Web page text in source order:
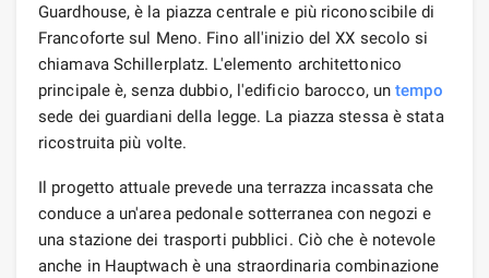
Guardhouse, è la piazza centrale e più riconoscibile di
Francoforte sul Meno. Fino all'inizio del XX secolo si
chiamava Schillerplatz. L'elemento architettonico
principale è, senza dubbio, l'edificio barocco, untempo
sede dei guardiani della legge. La piazza stessa è stata
ricostruita più volte.
Il progetto attuale prevede una terrazza incassata che
conduce a un'area pedonale sotterranea con negozi e
una stazione dei trasporti pubblici. Ciò che è notevole
anche in Hauptwach è una straordinaria combinazione